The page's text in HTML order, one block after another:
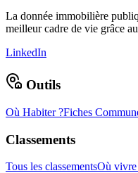
La donnée immobilière
meilleur cadre de vie grâce
LinkedIn
Outils
Où Habiter ?Fiches
Classements
Tous les classementsOù vivre